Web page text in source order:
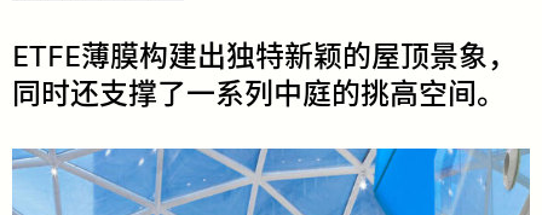
ETFE​薄​​膜​​构​​建​​出​​独​​特​​新​​颖​​的​​屋​​顶​​景​​象，​​
同​​时​​还​​支​​撑​​了​​一​​系​​列​​中​​庭​​的​​挑​​高​​空​​间。​